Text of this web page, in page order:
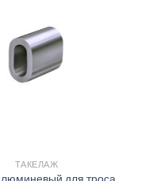
ТАКЕЛАЖ
для троса